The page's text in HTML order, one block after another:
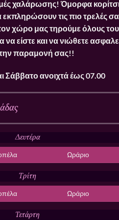
χαλάρωσης! Όμορφα
τις πιο τρελές
χώρο μας τηρούμε όλους του
να είστε και να νιώθετε
παραμονή σας!!
Σάββατο ανοιχτά έως 07.00
Δευτέρα
Ωράριο
Τρίτη
Ωράριο
Τετάρτη